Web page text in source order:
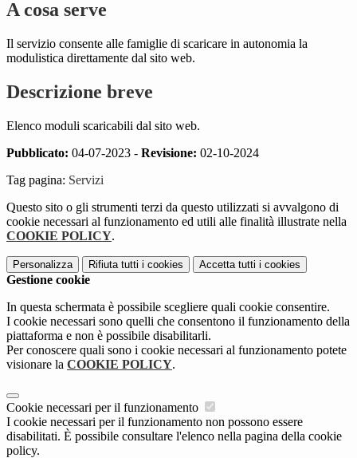
A cosa serve
Il servizio consente alle famiglie di scaricare in autonomia la
modulistica direttamente dal sito web.
Descrizione breve
Elenco moduli scaricabili dal sito web.
Pubblicato: 04-07-2023 - Revisione: 02-10-2024
Tag pagina: Servizi
Questo sito o gli strumenti terzi da questo utilizzati si avvalgono di
cookie necessari al funzionamento ed utili alle finalità illustrate nella
COOKIE POLICY.
Personalizza Rifiuta tutti i cookies Accetta tutti i cookies
Gestione cookie
In questa schermata è possibile scegliere quali cookie consentire.
I cookie necessari sono quelli che consentono il funzionamento della
piattaforma e non è possibile disabilitarli.
Per conoscere quali sono i cookie necessari al funzionamento potete
visionare la COOKIE POLICY.
Cookie necessari per il funzionamento
I cookie necessari per il funzionamento non possono essere
disabilitati. È possibile consultare l'elenco nella pagina della cookie
policy.